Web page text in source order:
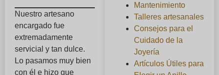
Nuestro artesano
encargado fue
extremadamente
servicial y tan dulce.
Lo pasamos muy bien
con él e hizo que
Mantenimiento
Talleres artesanales
Consejos para el
Cuidado de la
Joyería
Artículos Útiles para